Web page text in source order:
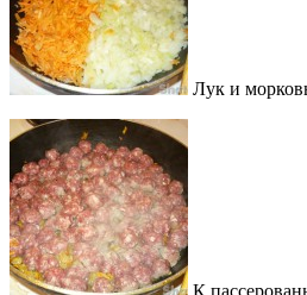
Лук и
К